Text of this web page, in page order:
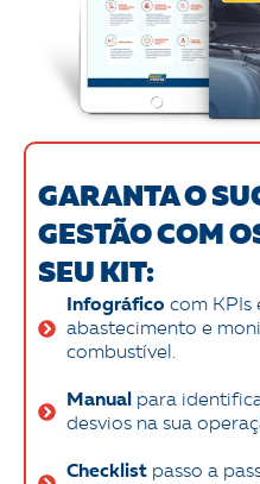
GARANTA O
GESTÃO COM
SEU KIT:
Infográfico com KPIs
abastecimento e
combustível.
Manual para
desvios na sua
Checklistpasso a